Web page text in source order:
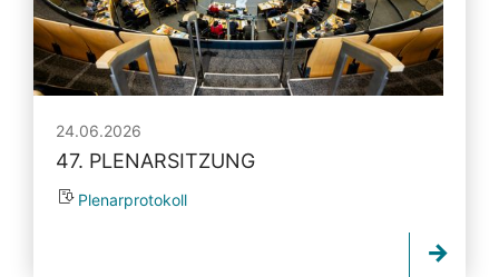
24.06.2026
47. PLENARSITZUNG
Plenarprotokoll